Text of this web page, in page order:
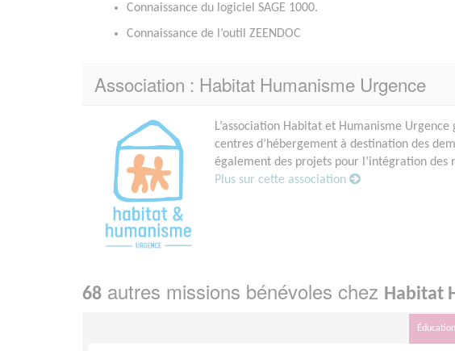
Connaissance du logiciel SAGE 1000.
Connaissance de l’outil ZEENDOC
Association : Habitat Humanisme Urgence
L’association Habitat et Humanisme
centres d’hébergement à destination des
également des projets pour l’intégration des
Plus sur cette association
68 autres missions bénévoles chez Habitat